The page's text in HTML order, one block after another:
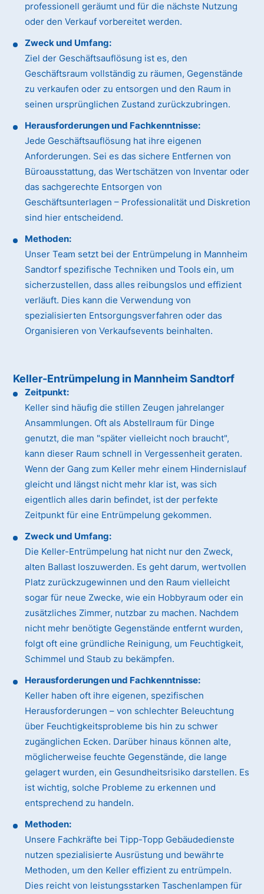
professionell geräumt und für die nächste Nutzung
oder den Verkauf vorbereitet werden.
Zweck und Umfang:
Ziel der Geschäftsauflösung ist es, den
Geschäftsraum vollständig zu räumen, Gegenstände
zu verkaufen oder zu entsorgen und den Raum in
seinen ursprünglichen Zustand zurückzubringen.
Herausforderungen und Fachkenntnisse:
Jede Geschäftsauflösung hat ihre eigenen
Anforderungen. Sei es das sichere Entfernen von
Büroausstattung, das Wertschätzen von Inventar oder
das sachgerechte Entsorgen von
Geschäftsunterlagen – Professionalität und Diskretion
sind hier entscheidend.
Methoden:
Unser Team setzt bei der Entrümpelung in Mannheim
Sandtorf spezifische Techniken und Tools ein, um
sicherzustellen, dass alles reibungslos und effizient
verläuft. Dies kann die Verwendung von
spezialisierten Entsorgungsverfahren oder das
Organisieren von Verkaufsevents beinhalten.
Keller-Entrümpelung in Mannheim Sandtorf
Zeitpunkt:
Keller sind häufig die stillen Zeugen jahrelanger
Ansammlungen. Oft als Abstellraum für Dinge
genutzt, die man "später vielleicht noch braucht",
kann dieser Raum schnell in Vergessenheit geraten.
Wenn der Gang zum Keller mehr einem Hindernislauf
gleicht und längst nicht mehr klar ist, was sich
eigentlich alles darin befindet, ist der perfekte
Zeitpunkt für eine Entrümpelung gekommen.
Zweck und Umfang:
Die Keller-Entrümpelung hat nicht nur den Zweck,
alten Ballast loszuwerden. Es geht darum, wertvollen
Platz zurückzugewinnen und den Raum vielleicht
sogar für neue Zwecke, wie ein Hobbyraum oder ein
zusätzliches Zimmer, nutzbar zu machen. Nachdem
nicht mehr benötigte Gegenstände entfernt wurden,
folgt oft eine gründliche Reinigung, um Feuchtigkeit,
Schimmel und Staub zu bekämpfen.
Herausforderungen und Fachkenntnisse:
Keller haben oft ihre eigenen, spezifischen
Herausforderungen – von schlechter Beleuchtung
über Feuchtigkeitsprobleme bis hin zu schwer
zugänglichen Ecken. Darüber hinaus können alte,
möglicherweise feuchte Gegenstände, die lange
gelagert wurden, ein Gesundheitsrisiko darstellen. Es
ist wichtig, solche Probleme zu erkennen und
entsprechend zu handeln.
Methoden:
Unsere Fachkräfte bei Tipp-Topp Gebäudedienste
nutzen spezialisierte Ausrüstung und bewährte
Methoden, um den Keller effizient zu entrümpeln.
Dies reicht von leistungsstarken Taschenlampen für